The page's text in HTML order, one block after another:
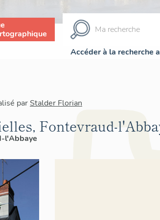
Accéder à la recherche
par Stalder Florian
Fontevraud-
l'Abbaye